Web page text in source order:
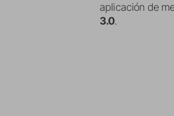
aplicación de
3.0.